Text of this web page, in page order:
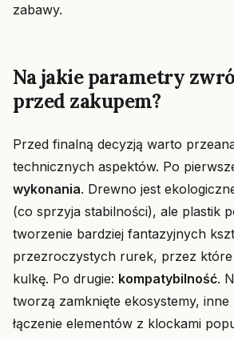
zabawy.
Na jakie parametry
przed zakupem?
Przed finalną decyzją warto
technicznych aspektów. Po
wykonania. Drewno jest
(co sprzyja stabilności), ale plastik
tworzenie bardziej fantazyjnych
przezroczystych rurek, przez które
kulkę. Po drugie: kompatybilność.
tworzą zamknięte ekosystemy, inne
łączenie elementów z klockami